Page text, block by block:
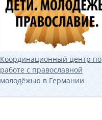
Координационный центр по
работе с православной
молодёжью в Германии